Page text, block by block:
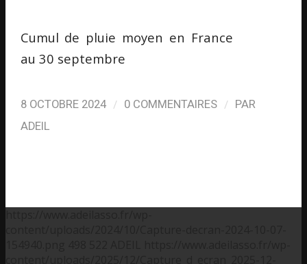
Cumul de pluie moyen en France
au 30 septembre
8 OCTOBRE 2024 / 0 COMMENTAIRES /
PAR
ADEIL